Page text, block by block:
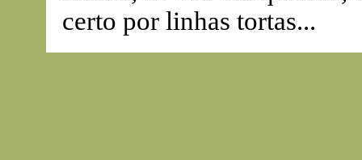
certo por linhas tortas...